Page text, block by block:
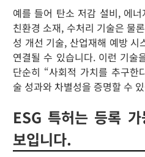
예를 들어 탄소 저감 설비, 에
친환경 소재, 수처리 기술은 물
성 개선 기술, 산업재해 예방 시
연결될 수 있습니다. 이런 기술
단순히 “사회적 가치를 추구한
술 성과와 차별성을 증명할 수
ESG 특허는 등록
보입니다.